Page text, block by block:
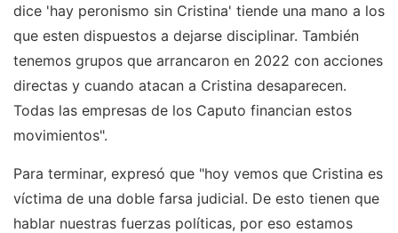
dice 'hay peronismo sin Cristina' tiende una mano a los
que esten dispuestos a dejarse disciplinar. También
tenemos grupos que arrancaron en 2022 con acciones
directas y cuando atacan a Cristina desaparecen.
Todas las empresas de los Caputo financian estos
movimientos".
Para terminar, expresó que "hoy vemos que Cristina es
víctima de una doble farsa judicial. De esto tienen que
hablar nuestras fuerzas políticas, por eso estamos